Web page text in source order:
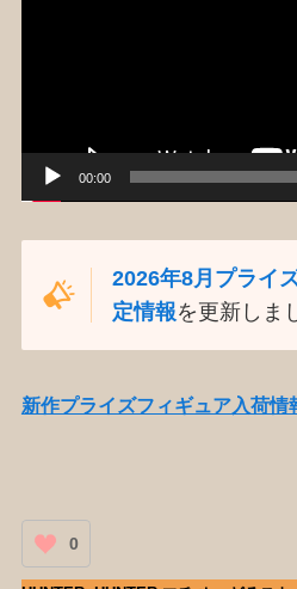
00:00
2026年8月プライ
定情報を更新しま
新作プライズフィギュア入荷情
0